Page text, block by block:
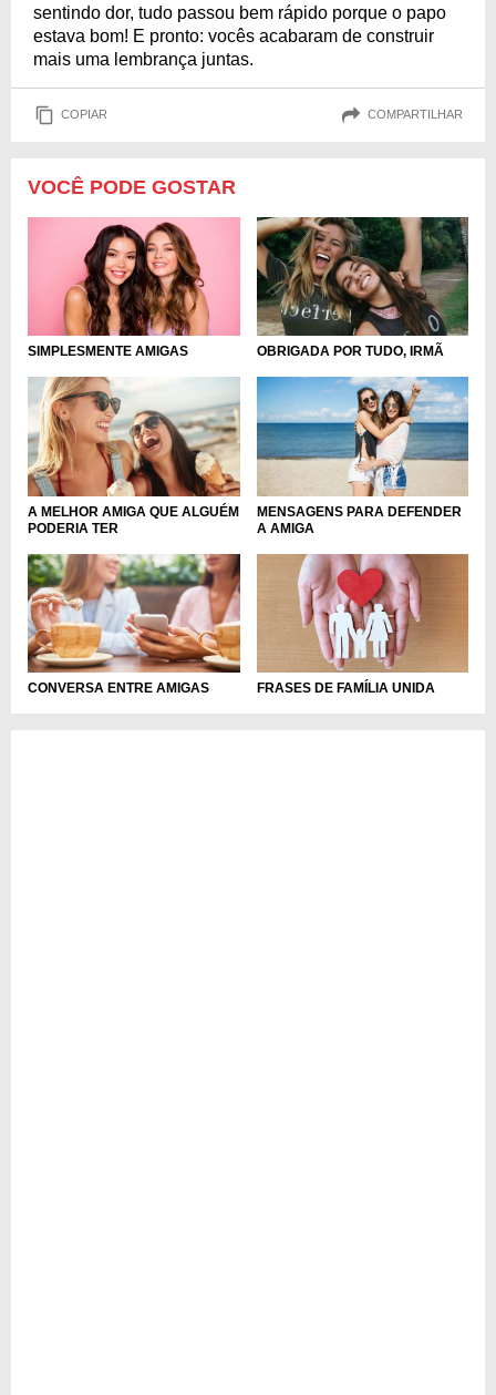
sentindo dor, tudo passou bem rápido porque o papo
estava bom! E pronto: vocês acabaram de construir
mais uma lembrança juntas.
COPIAR COMPARTILHAR
VOCÊ PODE GOSTAR
SIMPLESMENTE AMIGAS OBRIGADA POR TUDO, IRMÃ
A MELHOR AMIGA QUE ALGUÉM
PODERIA TER
MENSAGENS PARA DEFENDER
A AMIGA
CONVERSA ENTRE AMIGAS FRASES DE FAMÍLIA UNIDA